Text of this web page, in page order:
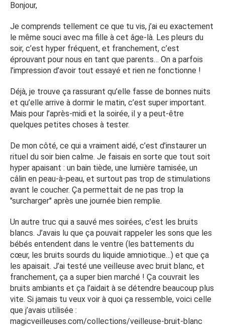
Bonjour,
Je comprends tellement ce que tu vis, j’ai eu exactement
le même souci avec ma fille à cet âge-là. Les pleurs du
soir, c’est hyper fréquent, et franchement, c’est
éprouvant pour nous en tant que parents… On a parfois
l’impression d’avoir tout essayé et rien ne fonctionne !
Déjà, je trouve ça rassurant qu’elle fasse de bonnes nuits
et qu’elle arrive à dormir le matin, c’est super important.
Mais pour l’après-midi et la soirée, il y a peut-être
quelques petites choses à tester.
De mon côté, ce qui a vraiment aidé, c’est d’instaurer un
rituel du soir bien calme. Je faisais en sorte que tout soit
hyper apaisant : un bain tiède, une lumière tamisée, un
câlin en peau-à-peau, et surtout pas trop de stimulations
avant le coucher. Ça permettait de ne pas trop la
"surcharger" après une journée bien remplie.
Un autre truc qui a sauvé mes soirées, c’est les bruits
blancs. J’avais lu que ça pouvait rappeler les sons que les
bébés entendent dans le ventre (les battements du
cœur, les bruits sourds du liquide amniotique…) et que ça
les apaisait. J’ai testé une veilleuse avec bruit blanc, et
franchement, ça a super bien marché ! Ça couvrait les
bruits ambiants et ça l’aidait à se détendre beaucoup plus
vite. Si jamais tu veux voir à quoi ça ressemble, voici celle
que j’avais utilisée :
magicveilleuses.com/collections/veilleuse-bruit-blanc